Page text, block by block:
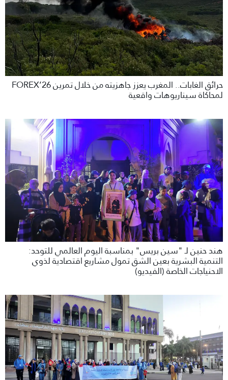
حرائق الغابات.. المغرب يعزز جاهزيته من خلال تمرين FOREX’26
لمحاكاة سيناريوهات واقعية
هند حنين لـ "سين بريس" بمناسبة اليوم العالمي للتوحد:
التنمية البشرية بعين الشق تمول مشاريع اقتصادية لذوي
الاحنياجات الخاصة (الفيديو)